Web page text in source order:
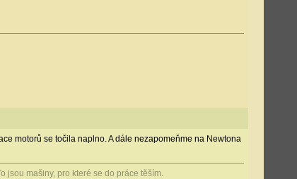
motorů se točila naplno. A dále nezapomeňme na Newtona
jsou mašiny, pro které se do práce těším.